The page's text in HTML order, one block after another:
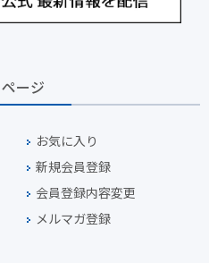
ージ
お気に入り
新規会員登録
会員登録内容変更
メルマガ登録